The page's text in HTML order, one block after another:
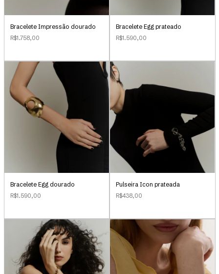
Bracelete Impressão dourado
R$1.758,00
Bracelete Egg prateado
R$1.590,00
Bracelete Egg dourado
R$1.590,00
Pulseira Icon prateada
R$438,00